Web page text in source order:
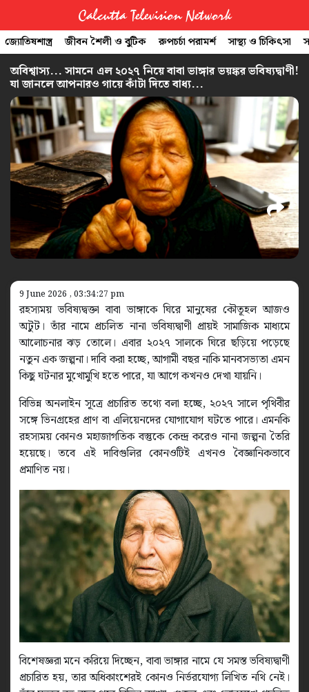
Calcutta Television Network
জ্যোতিষশাস্ত্র জীবন শৈলী ও বুটিক রুপচর্চা পরামর্শ সাস্থ্য ও চিকিৎসা
অবিশ্বাস্য... সামনে এল ২০২৭ নিয়ে বাবা ভাঙ্গার ভয়ঙ্কর ভবিষ্যদ্বাণী!
যা জানলে আপনারও গায়ে কাঁটা দিতে বাধ্য...
9 June 2026 , 03:34:27 pm
রহস্যময় ভবিষ্যদ্বক্তা বাবা ভাঙ্গাকে ঘিরে মানুষের কৌতূহল আজও
অটুট। তাঁর নামে প্রচলিত নানা ভবিষ্যদ্বাণী প্রায়ই সামাজিক মাধ্যমে
আলোচনার ঝড় তোলে। এবার ২০২৭ সালকে ঘিরে ছড়িয়ে পড়েছে
নতুন এক জল্পনা। দাবি করা হচ্ছে, আগামী বছর নাকি মানবসভ্যতা এমন
কিছু ঘটনার মুখোমুখি হতে পারে, যা আগে কখনও দেখা যায়নি।
বিভিন্ন অনলাইন সূত্রে প্রচারিত তথ্যে বলা হচ্ছে, ২০২৭ সালে পৃথিবীর
সঙ্গে ভিনগ্রহের প্রাণ বা এলিয়েনদের যোগাযোগ ঘটতে পারে। এমনকি
রহস্যময় কোনও মহাজাগতিক বস্তুকে কেন্দ্র করেও নানা জল্পনা তৈরি
হয়েছে। তবে এই দাবিগুলির কোনওটিই এখনও বৈজ্ঞানিকভাবে
প্রমাণিত নয়।
বিশেষজ্ঞরা মনে করিয়ে দিচ্ছেন, বাবা ভাঙ্গার নামে যে সমস্ত ভবিষ্যদ্বাণী
প্রচারিত হয়, তার অধিকাংশেরই কোনও নির্ভরযোগ্য লিখিত নথি নেই।
CTVN
Quick
Links
Legal